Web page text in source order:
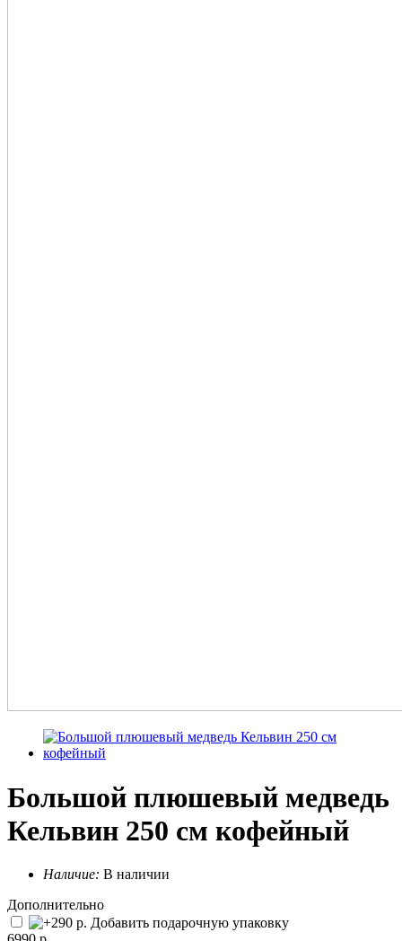
Большой плюшевый медведь
Кельвин 250 см кофейный
Наличие: В наличии
Дополнительно
Добавить подарочную упаковку